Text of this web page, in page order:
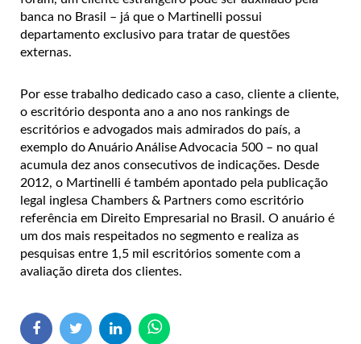
banca no Brasil – já que o Martinelli possui
departamento exclusivo para tratar de questões
externas.
Por esse trabalho dedicado caso a caso, cliente a cliente,
o escritório desponta ano a ano nos rankings de
escritórios e advogados mais admirados do país, a
exemplo do Anuário Análise Advocacia 500 – no qual
acumula dez anos consecutivos de indicações. Desde
2012, o Martinelli é também apontado pela publicação
legal inglesa Chambers & Partners como escritório
referência em Direito Empresarial no Brasil. O anuário é
um dos mais respeitados no segmento e realiza as
pesquisas entre 1,5 mil escritórios somente com a
avaliação direta dos clientes.